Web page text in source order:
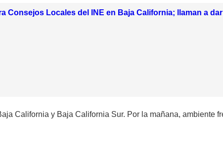
Consejos Locales del INE en Baja California; llaman a
California y Baja California Sur. Por la mañana, ambiente